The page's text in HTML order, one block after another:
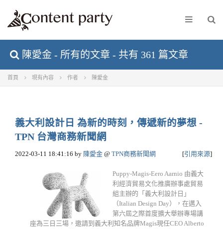
陳愛金 - 所有的文章 - 共有 361 篇文章
首頁 現有內容 作者 陳愛金
義大利設計日 為新的時刻，傳遞新的夢想 -
TPN 台灣商務新聞網
2022-03-11 18:41:16 by 陳愛金 @ TPN商務新聞網 [引用來源]
Puppy-Magis-Eero Aarnio 由義大
利經濟貿易文化推廣辦事處貿易
組主辦的「義大利設計日」
（Italian Design Day），在邁入
第六屆之際首度擴大舉辦專場講
座為三日三場，邀請到義大利知名品牌Magis現任CEO Alberto